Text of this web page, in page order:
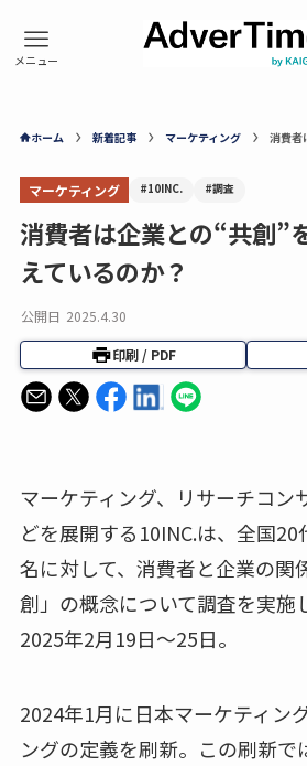
ホーム 新着記事 マーケティング 消費者
マーケティング #10INC. #調査
消費者は企業との“共創”
えているのか？
公開日 2025.4.30
印刷 / PDF
マーケティング、リサーチコン
どを展開する10INC.は、全国
名に対して、消費者と企業の関
創」の概念について調査を実施
2025年2月19日～25日。
2024年1月に日本マーケティン
ングの定義を刷新。この刷新で